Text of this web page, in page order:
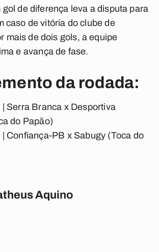
de diferença leva a disputa para
caso de vitória do clube de
mais de dois gols, a equipe
e avança de fase.
da rodada:
| Serra Branca x Desportiva
do Papão)
| Confiança-PB x Sabugy (Toca do
Aquino